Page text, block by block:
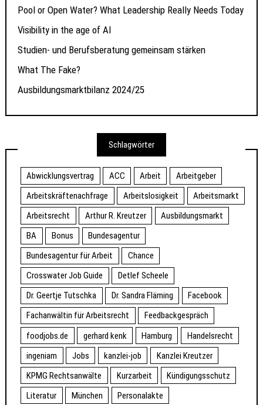
Pool or Open Water? What Leadership Really Needs Today
Visibility in the age of AI
Studien- und Berufsberatung gemeinsam stärken
What The Fake?
Ausbildungsmarktbilanz 2024/25
Schlagwörter
Abwicklungsvertrag ACC Arbeit
Arbeitgeber
Arbeitskräftenachfrage
Arbeitslosigkeit
Arbeitsmarkt
Arbeitsrecht
Arthur R. Kreutzer
Ausbildungsmarkt
BA
Bonus
Bundesagentur
Bundesagentur für Arbeit
Chance
Crosswater Job Guide
Detlef Scheele
Dr. Geertje Tutschka
Dr. Sandra Fläming
Facebook
Fachanwältin für Arbeitsrecht
Feedbackgespräch
foodjobs.de
gerhard kenk Hamburg
Handelsrecht
ingeniam
Jobs kanzlei-job
Kanzlei Kreutzer
KPMG Rechtsanwälte
Kurzarbeit
Kündigungsschutz
Literatur
München
Personalakte